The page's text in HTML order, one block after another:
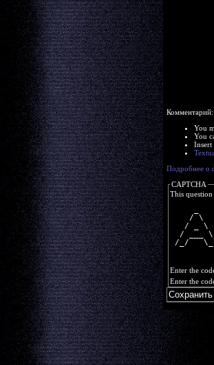
Комментарий:
You
You
Insert
Подробнее о
CAPTCHA
This
/ \
/ _ \
/ ___
/_/
Enter the
Enter the